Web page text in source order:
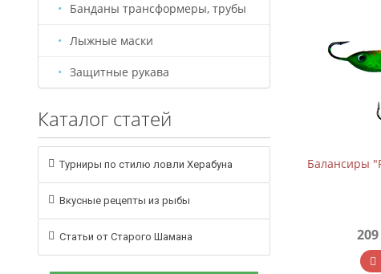
Банданы трансформеры, трубы
Лыжные маски
Защитные рукава
Каталог статей
Турниры по стилю ловли Херабуна
Вкусные рецепты из рыбы
Статьи от Старого Шамана
Балансир B-2 (5см, 7,5г)
209 руб. 310 руб.
Балансиры